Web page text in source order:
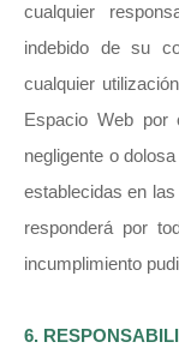
cualquier
indebido de su
cualquier
Espacio Web por
negligente o
establecidas en
responderá por
incumplimiento
6.